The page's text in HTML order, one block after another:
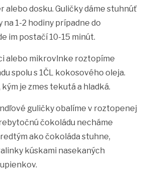
alebo dosku. Guličky dáme stuhnúť
na 1-2 hodiny prípadne do
im postačí 10-15 minút.
alebo mikrovlnke roztopíme
spolu s 1ČL kokosového oleja.
je zmes tekutá a hladká.
guličky obalíme v roztopenej
čokoládu necháme
ako čokoláda stuhne,
kúskami nasekaných